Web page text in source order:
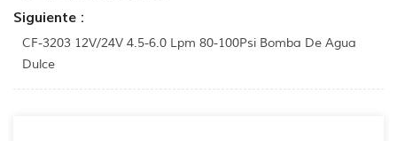
Siguiente :
CF-3203 12V/24V 4.5-6.0 Lpm 80-100Psi Bomba De Agua
Dulce